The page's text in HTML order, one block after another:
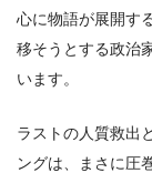
心に物語が展開す
移そうとする政治
います。
ラストの人質救出
ングは、まさに圧